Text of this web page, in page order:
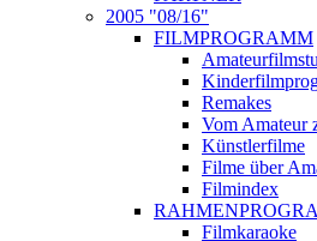
2005 "08/16"
FILMPROGRAMM
Remakes
Vom Amateur
Künstlerfilme
Filme über
Filmindex
Filmkaraoke